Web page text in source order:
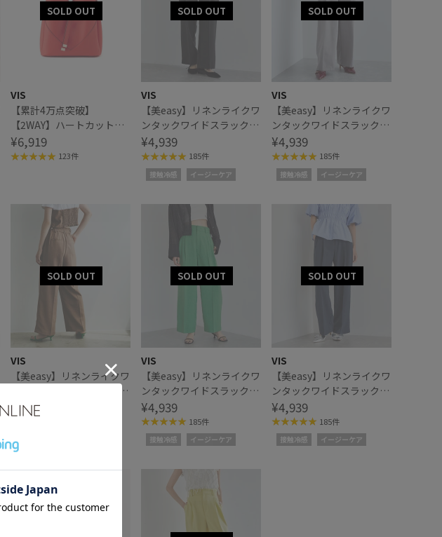
VIS
【累計4万点突破】
【2WAY】ハートカットバ
ッグ/追加
¥6,919
123件
VIS
【美easy】リネンライクワ
ンタックワイドスラックス
パンツ
¥4,939
185件
接触冷感 イージーケア
VIS
【美easy】リネンライクワ
ンタックワイドスラックス
パンツ
¥4,939
185件
接触冷感 イージーケア
VIS
【美easy】リネンライクワ
ンタックワイドスラックス
パンツ
¥4,939
VIS
【美easy】リネンライクワ
ンタックワイドスラックス
パンツ
¥4,939
185件
接触冷感 イージーケア
VIS
【美easy】リネンライクワ
ンタックワイドスラックス
パンツ
¥4,939
185件
接触冷感 イージーケア